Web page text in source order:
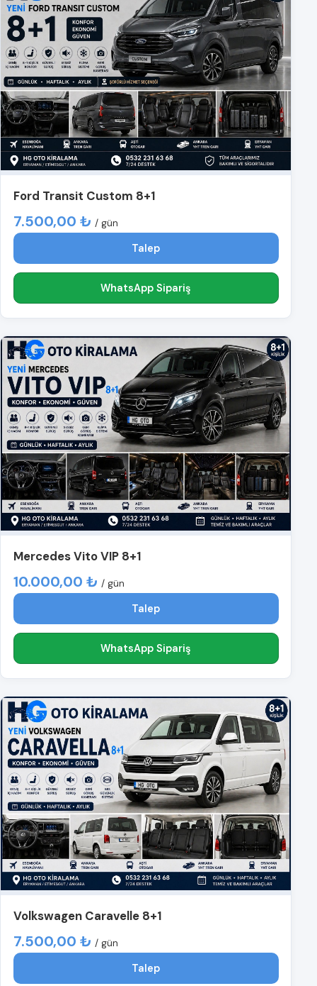
Ford Transit Custom 8+1
7.500,00 ₺ / gün
Talep
WhatsApp Sipariş
Mercedes Vito VIP 8+1
10.000,00 ₺ / gün
Talep
WhatsApp Sipariş
Volkswagen Caravelle 8+1
7.500,00 ₺ / gün
Talep